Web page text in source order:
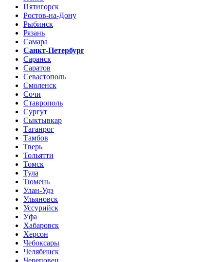
Пятигорск
Ростов-на-Дону
Рыбинск
Рязань
Самара
Санкт-Петербург
Саранск
Саратов
Севастополь
Смоленск
Сочи
Ставрополь
Сургут
Сыктывкар
Таганрог
Тамбов
Тверь
Тольятти
Томск
Тула
Тюмень
Улан-Удэ
Ульяновск
Уссурийск
Уфа
Хабаровск
Херсон
Чебоксары
Челябинск
Череповец